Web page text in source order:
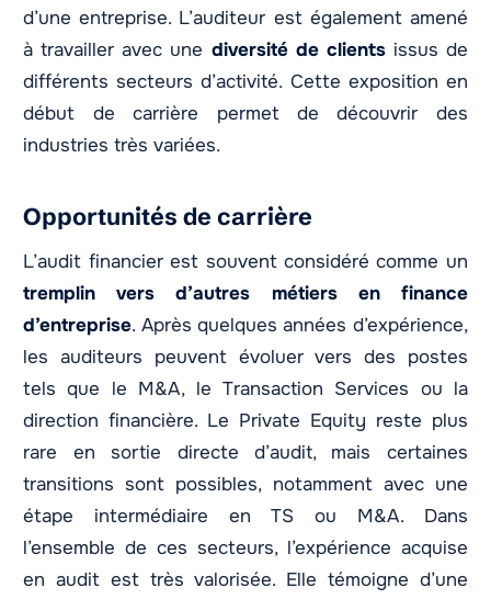
d’une entreprise. L’auditeur est également amené
à travailler avec une diversité de clientsissus de
différents secteurs d’activité. Cette exposition en
début de carrière permet de découvrir des
industries très variées.
Opportunités de carrière
L’audit financier est souvent considéré comme un
tremplin vers d’autres métiers en finance
d’entreprise. Après quelques années d’expérience,
les auditeurs peuvent évoluer vers des postes
tels que le M&A, le Transaction Services ou la
direction financière. Le Private Equity reste plus
rare en sortie directe d’audit, mais certaines
transitions sont possibles, notamment avec une
étape intermédiaire en TS ou M&A. Dans
l’ensemble de ces secteurs, l’expérience acquise
en audit est très valorisée. Elle témoigne d’une